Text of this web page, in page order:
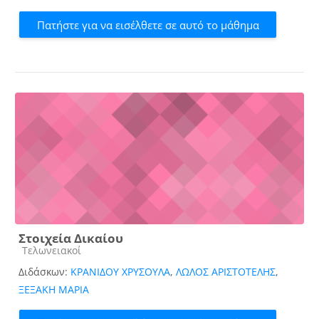
Πατήστε για να εισέλθετε σε αυτό το μάθημα
Στοιχεία Δικαίου
Κατηγορία μαθήματος
Τελωνειακοί
Διδάσκων: ΚΡΑΝΙΔΟΥ ΧΡΥΣΟΥΛΑ, ΛΩΛΟΣ ΑΡΙΣΤΟΤΕΛΗΣ,
ΞΕΞΑΚΗ ΜΑΡΙΑ